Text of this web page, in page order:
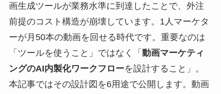
画生成ツールが業務水準に到達したことで、外注
前提のコスト構造が崩壊しています。1人マーケタ
ーが月50本の動画を回せる時代です。重要なのは
「ツールを使うこと」ではなく「 動画マーケティ
ングのAI内製化ワークフローを設計すること」。
本記事ではその設計図を6用途で公開します。動画